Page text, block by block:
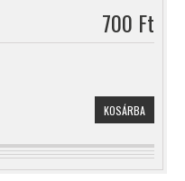
700 Ft
KOSÁRBA